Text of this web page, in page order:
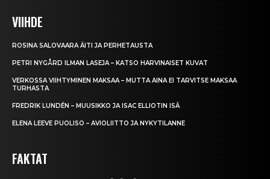
VIIHDE
ROSINA SALOVAARA ÄITI JA PERHETAUSTA
PETRI NYGÅRD ILMAN LASEJA – KATSO HARVINAISET KUVAT
VERKOSSA VIIHTYMINEN MAKSAA – MUTTA AINA EI TARVITSE MAKSAA
TURHASTA
FREDRIK LUNDÉN – MUUSIKKO JA ISAC ELLIOTIN ISÄ
ELENA LEEVE PUOLISO – AVIOLIITTO JA NYKYTILANNE
FAKTAT